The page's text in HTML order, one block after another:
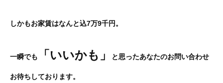
しかもお家賃はなんと込7万9千円。
一瞬でも 「いいかも」 と思ったあなたのお問い合わせ
お待ちしております。